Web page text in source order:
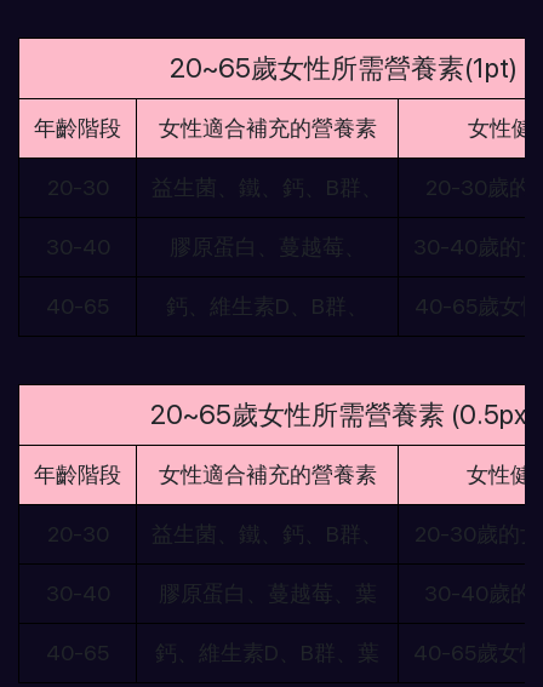
20~65歲女性所需營養素(1pt)
年齡階段 女性適合補充的營養素 女性健
20-30 益生菌、鐵、鈣、B群、 20-30歲的
30-40 膠原蛋白、蔓越莓、 30-40歲的
40-65 鈣、維生素D、B群、 40-65歲女
20~65歲女性所需營養素 (0.5px)
年齡階段 女性適合補充的營養素 女性健
20-30 益生菌、鐵、鈣、B群、 20-30歲的
30-40 膠原蛋白、蔓越莓、葉 30-40歲的
40-65 鈣、維生素D、B群、葉 40-65歲女